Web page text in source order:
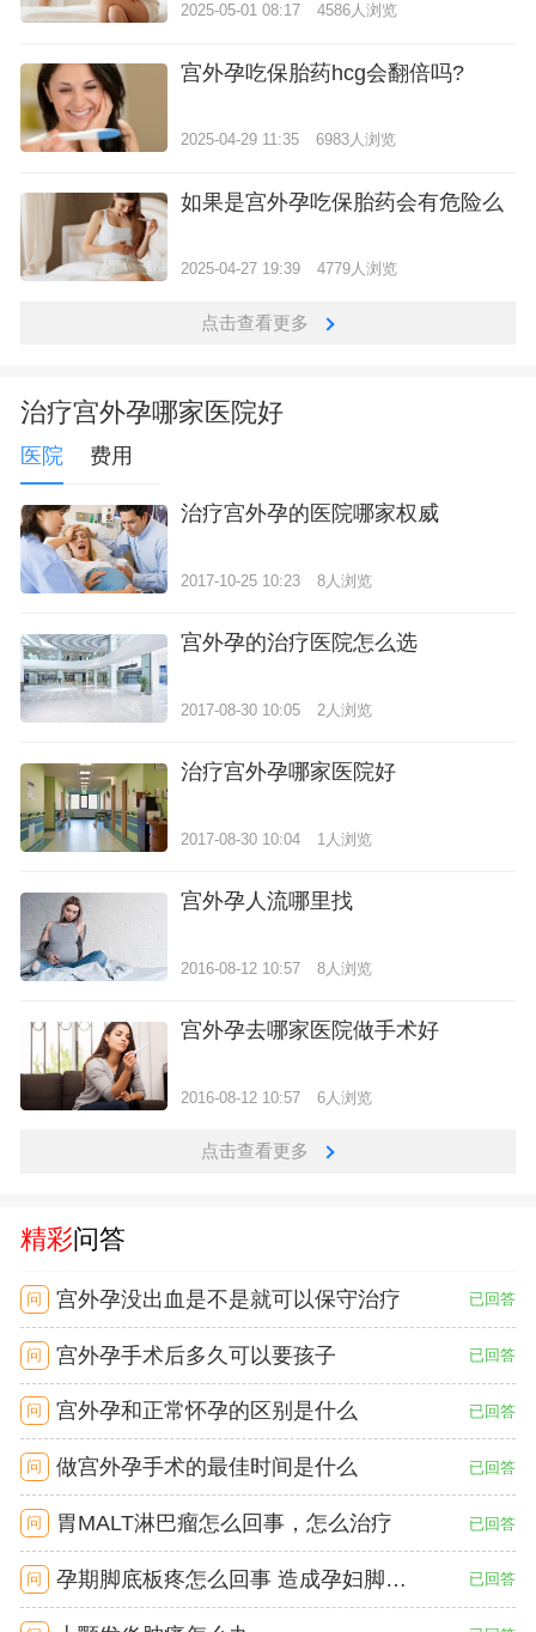
2025-05-01 08:17 4586人浏览
宫外孕吃保胎药hcg会翻倍吗?
2025-04-29 11:35 6983人浏览
如果是宫外孕吃保胎药会有危险么
2025-04-27 19:39 4779人浏览
点击查看更多
治疗宫外孕哪家医院好
医院 费用
治疗宫外孕的医院哪家权威
2017-10-25 10:23 8人浏览
宫外孕的治疗医院怎么选
2017-08-30 10:05 2人浏览
治疗宫外孕哪家医院好
2017-08-30 10:04 1人浏览
宫外孕人流哪里找
2016-08-12 10:57 8人浏览
宫外孕去哪家医院做手术好
2016-08-12 10:57 6人浏览
点击查看更多
精彩问答
问 宫外孕没出血是不是就可以保守治疗 已回答
问 宫外孕手术后多久可以要孩子 已回答
问 宫外孕和正常怀孕的区别是什么 已回答
问 做宫外孕手术的最佳时间是什么 已回答
问 胃MALT淋巴瘤怎么回事，怎么治疗 已回答
问 孕期脚底板疼怎么回事 造成孕妇脚底板疼的原因 已回答